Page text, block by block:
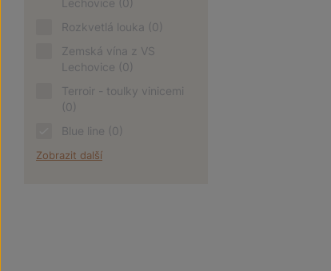
Lechovice (0)
Rozkvetlá louka (0)
Zemská vína z VS
Lechovice (0)
Terroir - toulky vinicemi
(0)
Blue line (0)
Zobrazit další